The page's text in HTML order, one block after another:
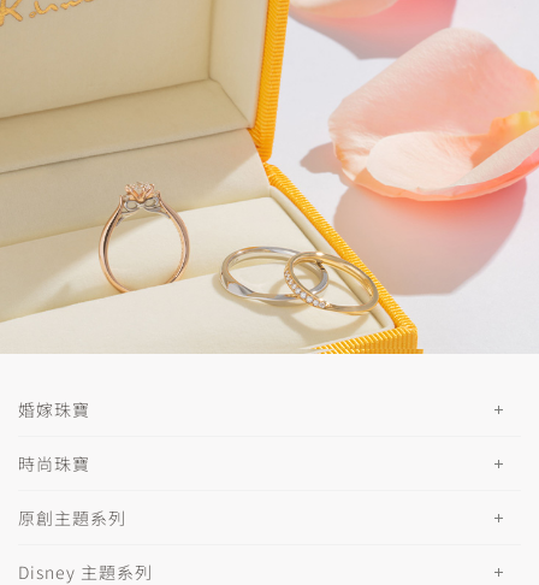
婚嫁珠寶
時尚珠寶
原創主題系列
Disney 主題系列